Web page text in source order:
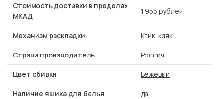
Стоимость доставки в пределах
МКАД
1 955 рублей
Механизм раскладки Клик-кляк
Страна производитель Россия
Цвет обивки Бежевый
Наличие ящика для белья да